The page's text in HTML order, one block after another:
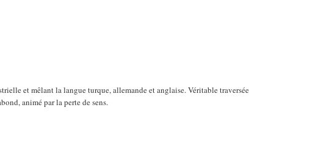
et mêlant la langue turque, allemande et anglaise. Véritable traversée
animé par la perte de sens.